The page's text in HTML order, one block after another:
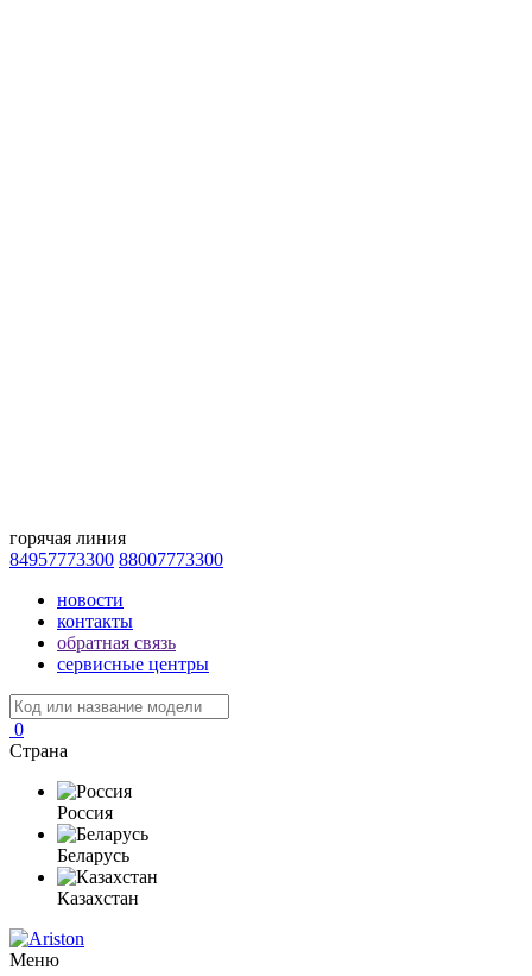
горячая линия
84957773300 88007773300
новости
контакты
обратная связь
сервисные центры
0
Страна
Россия
Беларусь
Казахстан
Меню